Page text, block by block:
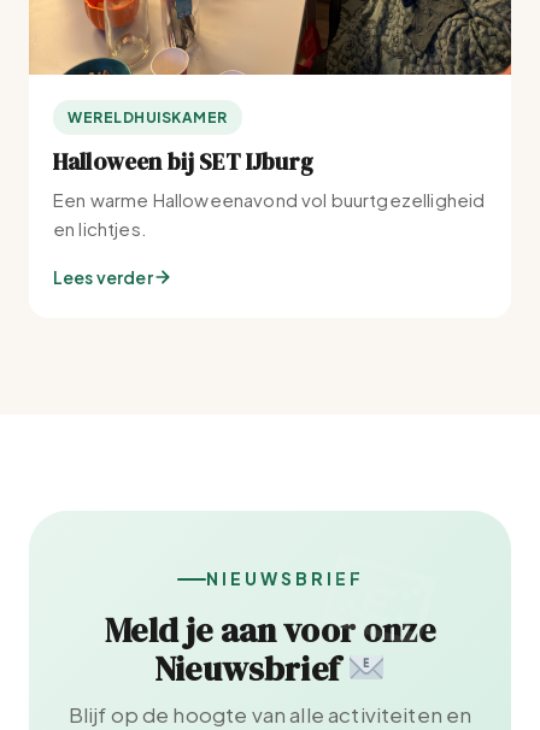
WERELDHUISKAMER
Halloween bij SET IJburg
Een warme Halloweenavond vol buurtgezelligheid
en lichtjes.
Lees verder
NIEUWSBRIEF
Meld je aan voor onze
Nieuwsbrief
Blijf op de hoogte van alle activiteiten en